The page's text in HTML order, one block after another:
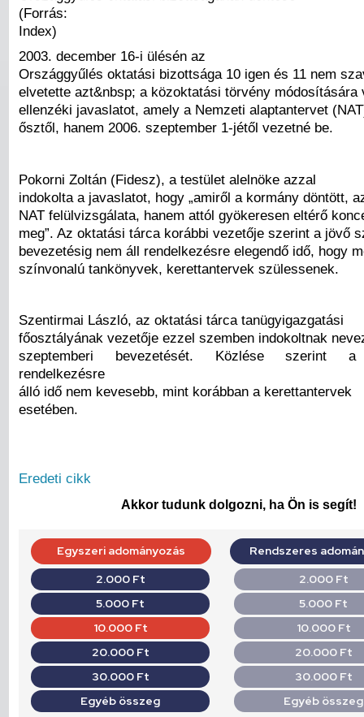
(Forrás:
Index)
2003. december 16-i ülésén az
Országgyűlés oktatási bizottsága 10 igen és 11 nem
elvetette azt&nbsp; a közoktatási törvény módosítására
ellenzéki javaslatot, amely a Nemzeti alaptantervet
ősztől, hanem 2006. szeptember 1-jétől vezetné be.
Pokorni Zoltán (Fidesz), a testület alelnöke azzal
indokolta a javaslatot, hogy „amiről a kormány döntött,
NAT felülvizsgálata, hanem attól gyökeresen eltérő
meg”. Az oktatási tárca korábbi vezetője szerint a jövő
bevezetésig nem áll rendelkezésre elegendő idő, hogy
színvonalú tankönyvek, kerettantervek szülessenek.
Szentirmai László, az oktatási tárca tanügyigazgatási
főosztályának vezetője ezzel szemben indokoltnak
szeptemberi bevezetését. Közlése szerint a
rendelkezésre
álló idő nem kevesebb, mint korábban a kerettantervek
esetében.
Eredeti cikk
Akkor tudunk dolgozni, ha Ön is segít!